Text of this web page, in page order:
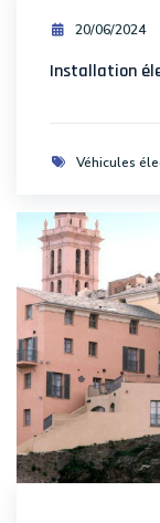
20/06/2024
Installation
Véhicules